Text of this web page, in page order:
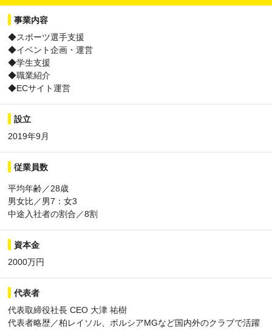
事業内容
◆スポーツ選手支援
◆イベント企画・運営
◆学生支援
◆職業紹介
◆ECサイト運営
設立
2019年9月
従業員数
平均年齢／28歳
男女比／男7：女3
中途入社者の割合／8割
資本金
2000万円
代表者
代表取締役社長 CEO 大津 祐樹
代表者略歴／柏レイソル、ボルシアMGなど国内外のクラブで活躍